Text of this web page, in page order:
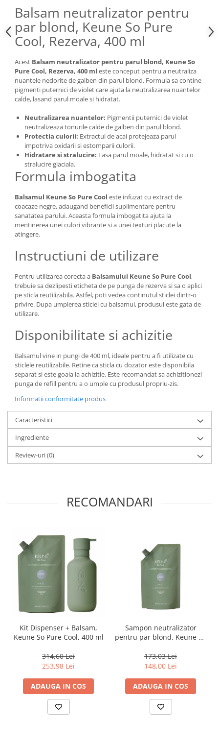
Balsam neutralizator pentru
par blond, Keune So Pure
Cool, Rezerva, 400 ml
Acest Balsam neutralizator pentru parul blond, Keune So
Pure Cool, Rezerva, 400 ml este conceput pentru a neutraliza
nuantele nedorite de galben din parul blond. Formula sa contine
pigmenti puternici de violet care ajuta la neutralizarea nuantelor
calde, lasand parul moale si hidratat.
Neutralizarea nuantelor: Pigmentii puternici de violet
neutralizeaza tonurile calde de galben din parul blond.
Protectia culorii: Extractul de acai protejeaza parul
impotriva oxidarii si estomparii culorii.
Hidratare si stralucire: Lasa parul moale, hidratat si cu o
stralucire glaciala.
Formula imbogatita
Balsamul Keune So Pure Cool este infuzat cu extract de
coacaze negre, adaugand beneficii suplimentare pentru
sanatatea parului. Aceasta formula imbogatita ajuta la
mentinerea unei culori vibrante si a unei texturi placute la
atingere.
Instructiuni de utilizare
Pentru utilizarea corecta a Balsamului Keune So Pure Cool,
trebuie sa dezlipesti eticheta de pe punga de rezerva si sa o aplici
pe sticla reutilizabila. Astfel, poti vedea continutul sticlei dintr-o
privire. Dupa umplerea sticlei cu balsamul, produsul este gata de
utilizare.
Disponibilitate si achizitie
Balsamul vine in pungi de 400 ml, ideale pentru a fi utilizate cu
sticlele reutilizabile. Retine ca sticla cu dozator este disponibila
separat si este goala la achizitie. Este recomandat sa achizitionezi
punga de refill pentru a o umple cu produsul propriu-zis.
Informatii conformitate produs
Caracteristici
Ingrediente
Review-uri(0)
RECOMANDARI
Kit Dispenser + Balsam,
Keune So Pure Cool, 400 ml
314,60 Lei
253,98 Lei
ADAUGA IN COS
Sampon neutralizator
pentru par blond, Keune So
173,03 Lei
148,00 Lei
ADAUGA IN COS